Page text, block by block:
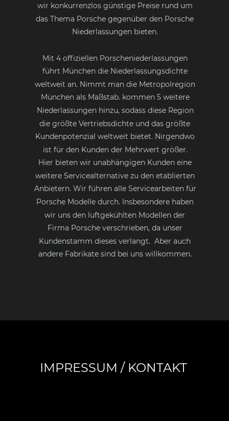
wir konkurrenzlos günstige Preise rund um
das Thema Porsche gegenüber den Porsche
Niederlassungen bieten.
Mit 4 offiziellen Porscheniederlassungen
führt München die Niederlassungsdichte
weltweit an. Nimmt man die Metropolregion
München als Maßstab. kommen 5 weitere
Niederlassungen hinzu, sodass diese Region
die größte Vertriebsdichte und das größte
Kundenpotenzial weltweit bietet. Nirgendwo
ist für den Kunden der Mehrwert größer.
Hier bieten wir unabhängigen Kunden eine
weitere Servicealternative zu den etablierten
Anbietern. Wir führen alle Servicearbeiten für
Porsche Modelle durch. Insbesondere haben
wir uns den luftgekühlten Modellen der
Firma Porsche verschrieben, da unser
Kundenstamm dieses verlangt.  Aber auch
andere Fabrikate sind bei uns willkommen.
IMPRESSUM / KONTAKT